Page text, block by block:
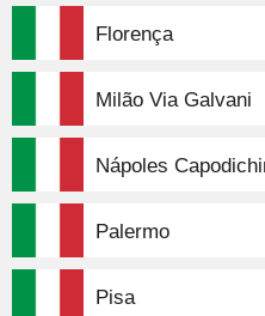
Florença
Milão Via Galvani
Nápoles
Palermo
Pisa